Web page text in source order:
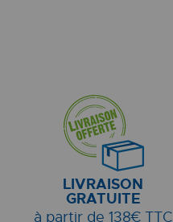
LIVRAISON
GRATUITE
à partir de 138€ TTC